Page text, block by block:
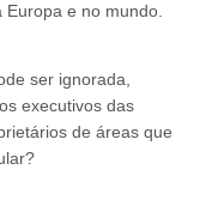
e no mundo.
ser ignorada,
executivos das
de áreas que